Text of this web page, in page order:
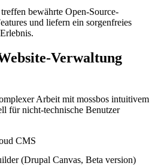
bewährte Open-Source-
und liefern ein sorgenfreies
Verwaltung
Arbeit mit mossbos intuitivem
für nicht-technische Benutzer
CMS
(Drupal Canvas, Beta version)